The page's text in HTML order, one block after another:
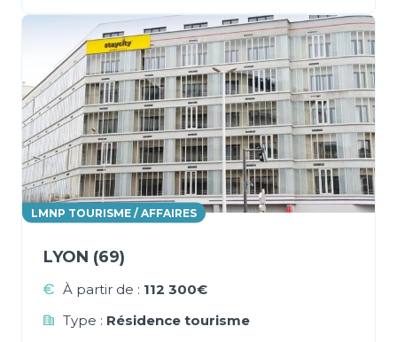
LMNP TOURISME / AFFAIRES
LYON (69)
À partir de : 112 300€
Type : Résidence tourisme